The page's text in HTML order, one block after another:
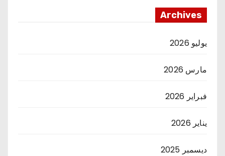
Archives
يوليو 2026
مارس 2026
فبراير 2026
يناير 2026
ديسمبر 2025